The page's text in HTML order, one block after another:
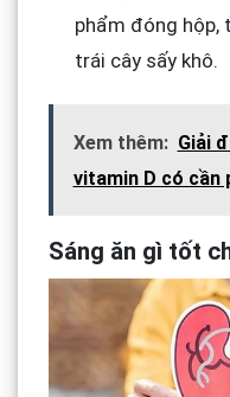
phẩm đóng hộp,
trái cây sấy khô.
Xem thêm: Giải
vitamin D có cần
Sáng ăn gì tốt